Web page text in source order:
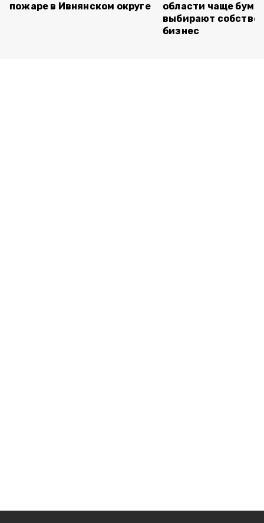
пожаре в Ивнянском округе
области чаще
выбирают
бизнес